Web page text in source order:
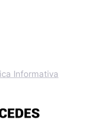
Informativa